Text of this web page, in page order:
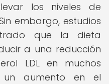
los niveles de
embargo, estudios
que la dieta
a una reducción
LDL en muchos
un aumento en el